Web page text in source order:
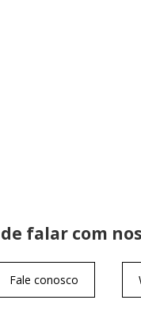
falar com
Fale conosco